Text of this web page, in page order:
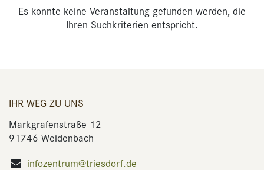
Es konnte keine Veranstaltung gefunden werden, die
Ihren Suchkriterien entspricht.
IHR WEG ZU UNS
Markgrafenstraße 12
91746 Weidenbach
infozentrum@triesdorf.de